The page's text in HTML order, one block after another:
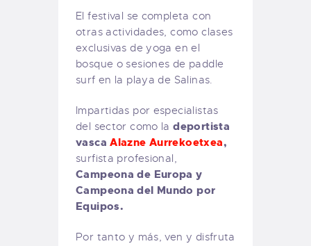
El festival se completa con
otras actividades, como clases
exclusivas de yoga en el
bosque o sesiones de paddle
surf en la playa de Salinas.
Impartidas por especialistas
del sector como la deportista
vascaAlazne Aurrekoetxea,
surfista profesional,
Campeona de Europa y
Campeona del Mundo por
Equipos.
Por tanto y más, ven y disfruta